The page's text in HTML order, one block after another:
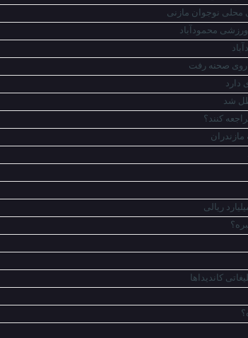
محلی نوجوان مازنی
محمودآباد
روی صحنه رفت
دارد
کنند؟
کاندیداها